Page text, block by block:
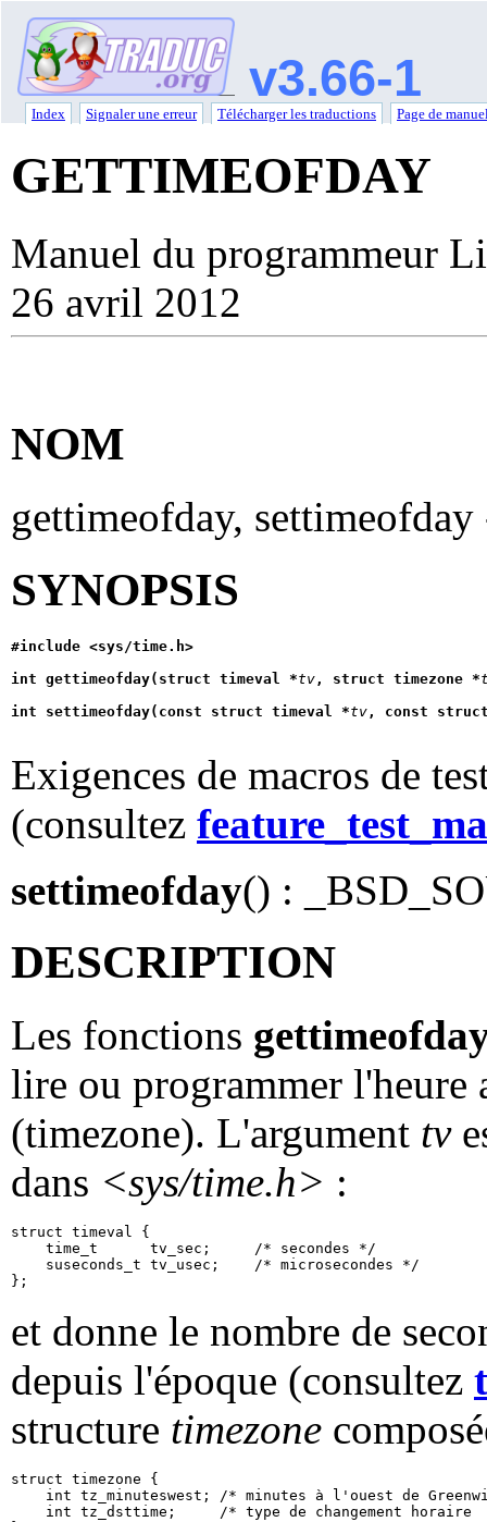
v3.66-1
Index Signaler une erreur Télécharger les traductions Page de
GETTIMEOFDAY
Manuel du programmeur
26 avril 2012
NOM
gettimeofday,
SYNOPSIS
#include <sys/time.h>
int gettimeofday(struct timeval *tv , struct timezone *
int settimeofday(const struct timeval *tv , const
Exigences de macros de
(consultez
settimeofday() :
DESCRIPTION
Les fonctions
lire ou programmer l'heure
(timezone). L'argument tv
dans <sys/time.h> :
struct timeval {
    time_t      tv_sec;     /* secondes */
    suseconds_t tv_usec;    /* microsecondes */
et donne le nombre de
depuis l'époque (consultez
structure timezone
struct timezone {
int tz_minuteswest; /* minutes à l'ouest de
int tz_dsttime;     /* type de changement horaire